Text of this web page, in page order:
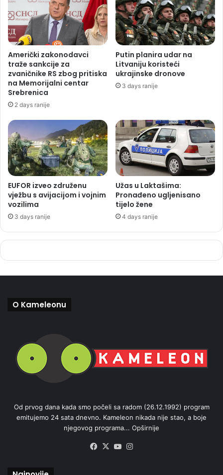
Američki zakonodavci
traže sankcije za
zvaničnike RS zbog pritiska
na Memorijalni centar
Srebrenica
2 days ranije
Putin planira udar na
Litvaniju koristeći
ukrajinske dronove
3 days ranije
EUFOR izveo združenu
vježbu s avijacijom i vojnim
vozilima
3 days ranije
Užas u Laktašima:
Pronađeno ugljenisano
tijelo žene
4 days ranije
O Kameleonu
Od prvog dana kada smo počeli sa radom (26.12.1992) program
emitujemo 24 sata dnevno. Kameleon nikada nije stao, a boje
njegovog programa... Opširnije
Facebook
X YouTube